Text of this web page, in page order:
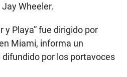
Wheeler.
y Playa” fue dirigido por
Miami, informa un
por los portavoces